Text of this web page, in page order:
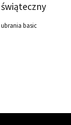
ubrania basic